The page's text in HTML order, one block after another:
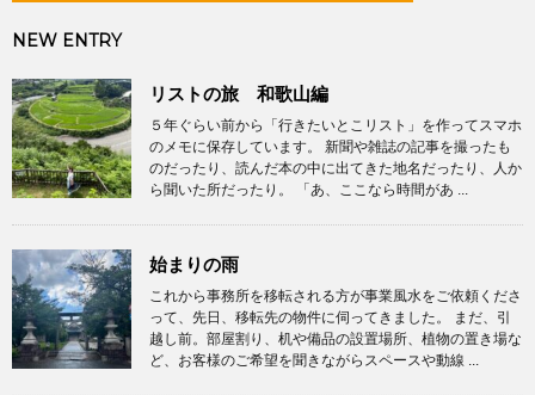
NEW ENTRY
リストの旅 和歌山編
５年ぐらい前から「行きたいとこリスト」を作ってスマホ
のメモに保存しています。 新聞や雑誌の記事を撮ったも
のだったり、読んだ本の中に出てきた地名だったり、人か
ら聞いた所だったり。 「あ、ここなら時間があ ...
始まりの雨
これから事務所を移転される方が事業風水をご依頼くださ
って、先日、移転先の物件に伺ってきました。 まだ、引
越し前。部屋割り、机や備品の設置場所、植物の置き場な
ど、お客様のご希望を聞きながらスペースや動線 ...